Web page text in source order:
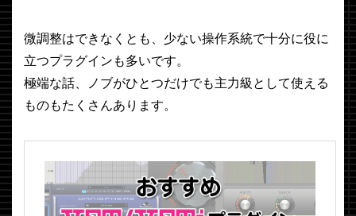
微調整はできなくとも、少ない操作系統で十分に役に
立つプラグインも多いです。
極端な話、ノブがひとつだけでも主力級として使える
ものもたくさんあります。